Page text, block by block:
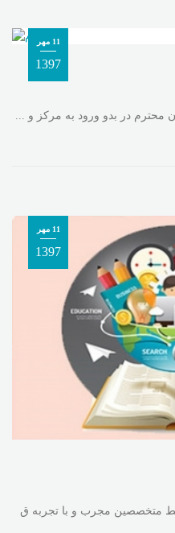
11 مهر
1397
در بدو ورود به مرکز و ...
11 مهر
1397
متخصصین مجرب و با تجربه ق